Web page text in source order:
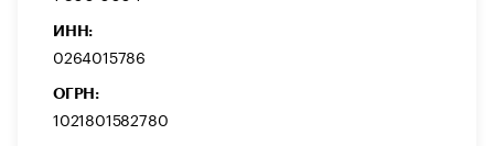
ИНН:
0264015786
ОГРН:
1021801582780